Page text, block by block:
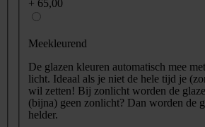
+ 65,00
Meekleurend
De glazen kleuren automatisch mee
licht. Ideaal als je niet de hele tijd je
wil zetten! Bij zonlicht worden de
(bijna) geen zonlicht? Dan worden de
helder.